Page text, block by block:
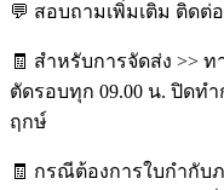
💬 สอบถามเพิ่มเติม ติดต่
🧾 สำหรับการจัดส่ง >>
ตัดรอบทุก 09.00 น. ปิดท
ฤกษ์
🧾 กรณีต้องการใบกำกั